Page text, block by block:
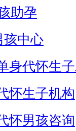
助孕
孩中心
身代怀生
怀生子机构
怀男孩咨询